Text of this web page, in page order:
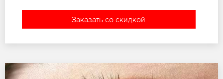
Заказать со скидкой